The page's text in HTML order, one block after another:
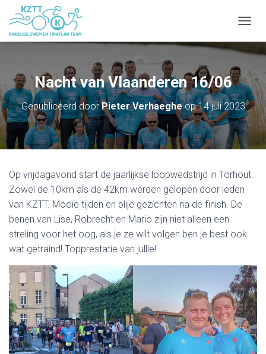
Nacht van Vlaanderen 16/06
Gepubliceerd doorPieter Verhaegheop14 juli 2023
Op vrijdagavond start de jaarlijkse loopwedstrijd in Torhout.
Zowel de 10km als de 42km werden gelopen door leden
van KZTT. Mooie tijden en blije gezichten na de finish. De
benen van Lise, Robrecht en Mario zijn niet alleen een
streling voor het oog, als je ze wilt volgen ben je best ook
wat getraind! Topprestatie van jullie!